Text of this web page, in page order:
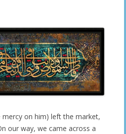
mercy on him) left the market,
our way, we came across a